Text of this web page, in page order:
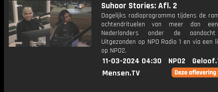
Suhoor Stories: Afl. 2
Dagelijks radioprogramma tijdens de
ochtendrituelen van meer dan
Nederlanders onder de
Uitgezonden op NPO Radio 1 en via een
op NPO2.
11-03-2024 04:30 NPO2
Mensen.TV